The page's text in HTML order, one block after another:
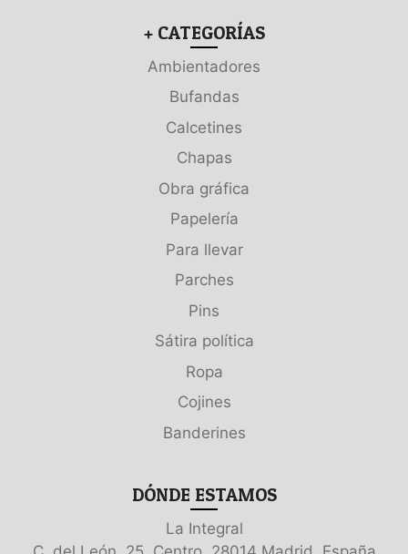
+ CATEGORÍAS
Ambientadores
Bufandas
Calcetines
Chapas
Obra gráfica
Papelería
Para llevar
Parches
Pins
Sátira política
Ropa
Cojines
Banderines
DÓNDE ESTAMOS
La Integral